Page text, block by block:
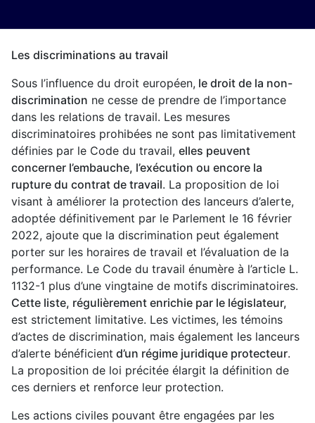
Les discriminations au travail
Sous l’influence du droit européen, le droit de la non-
discrimination ne cesse de prendre de l’importance
dans les relations de travail. Les mesures
discriminatoires prohibées ne sont pas limitativement
définies par le Code du travail, elles peuvent
concerner l’embauche, l’exécution ou encore la
rupture du contrat de travail. La proposition de loi
visant à améliorer la protection des lanceurs d’alerte,
adoptée définitivement par le Parlement le 16 février
2022, ajoute que la discrimination peut également
porter sur les horaires de travail et l’évaluation de la
performance. Le Code du travail énumère à l’article L.
1132-1 plus d’une vingtaine de motifs discriminatoires.
Cette liste, régulièrement enrichie par le législateur,
est strictement limitative. Les victimes, les témoins
d’actes de discrimination, mais également les lanceurs
d’alerte bénéficient d’un régime juridique protecteur.
La proposition de loi précitée élargit la définition de
ces derniers et renforce leur protection.
Les actions civiles pouvant être engagées par les